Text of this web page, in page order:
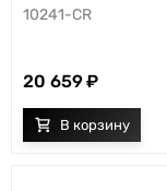
10241-CR
20 659